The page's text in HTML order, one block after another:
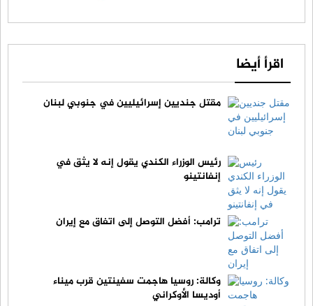
اقرأ أيضا
مقتل جنديين إسرائيليين في جنوبي لبنان
رئيس الوزراء الكندي يقول إنه لا يثق في
إنفانتينو
ترامب: أفضل التوصل إلى اتفاق مع إيران
وكالة: روسيا هاجمت سفينتين قرب ميناء
أوديسا الأوكراني